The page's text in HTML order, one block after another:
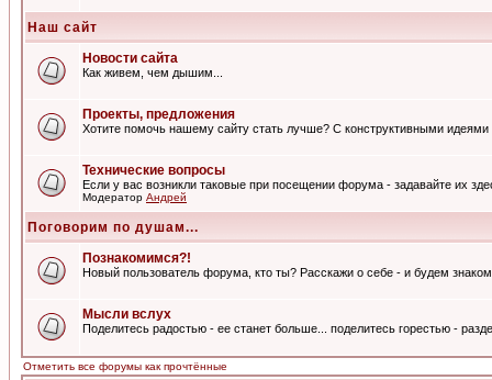
Наш сайт
Новости сайта
Как живем, чем дышим...
Проекты, предложения
Хотите помочь нашему сайту стать лучше? С конструктивными
Технические вопросы
Если у вас возникли таковые при посещении форума - задавайте их
Модератор Андрей
Поговорим по душам...
Познакомимся?!
Новый пользователь форума, кто ты? Расскажи о себе - и будем
Мысли вслух
Поделитесь радостью - ее станет больше... поделитесь горестью -
Отметить все форумы как прочтённые